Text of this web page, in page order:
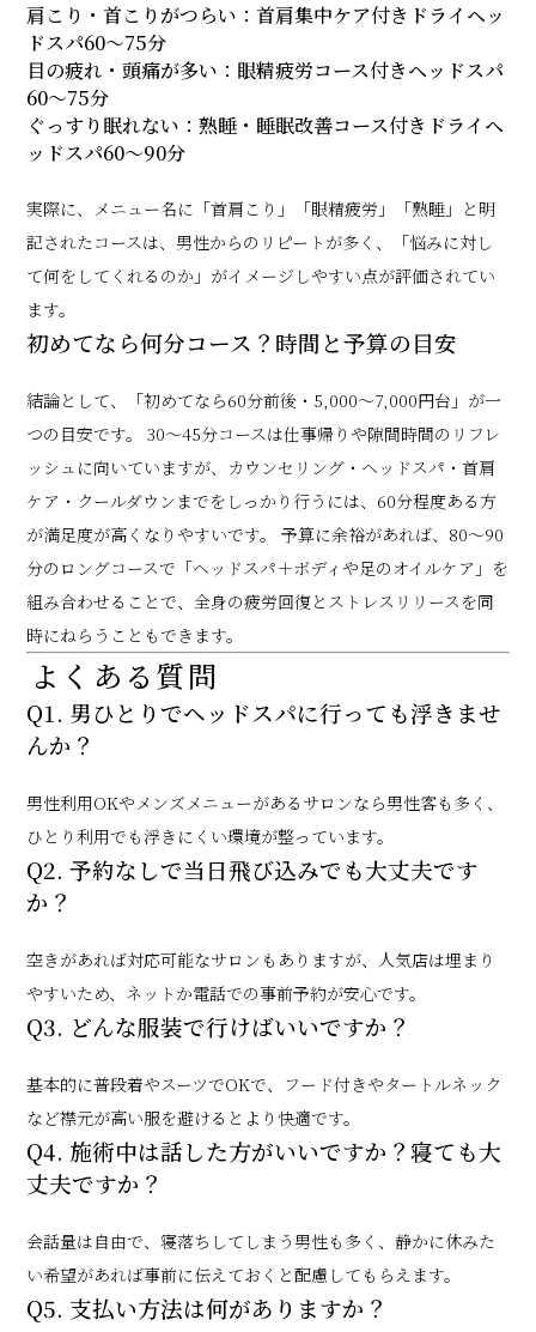
肩こり・首こりがつらい：首肩集中ケア付きドライヘッ
ドスパ60〜75分
目の疲れ・頭痛が多い：眼精疲労コース付きヘッドスパ
60〜75分
ぐっすり眠れない：熟睡・睡眠改善コース付きドライヘ
ッドスパ60〜90分
実際に、メニュー名に「首肩こり」「眼精疲労」「熟睡」と明
記されたコースは、男性からのリピートが多く、「悩みに対し
て何をしてくれるのか」がイメージしやすい点が評価されてい
ます。
初めてなら何分コース？時間と予算の目安
結論として、「初めてなら60分前後・5,000〜7,000円台」が一
つの目安です。 30〜45分コースは仕事帰りや隙間時間のリフレ
ッシュに向いていますが、カウンセリング・ヘッドスパ・首肩
ケア・クールダウンまでをしっかり行うには、60分程度ある方
が満足度が高くなりやすいです。 予算に余裕があれば、80〜90
分のロングコースで「ヘッドスパ＋ボディや足のオイルケア」を
組み合わせることで、全身の疲労回復とストレスリリースを同
時にねらうこともできます。
よくある質問
Q1. 男ひとりでヘッドスパに行っても浮きませ
んか？
男性利用OKやメンズメニューがあるサロンなら男性客も多く、
ひとり利用でも浮きにくい環境が整っています。
Q2. 予約なしで当日飛び込みでも大丈夫です
か？
空きがあれば対応可能なサロンもありますが、人気店は埋まり
やすいため、ネットか電話での事前予約が安心です。
Q3. どんな服装で行けばいいですか？
基本的に普段着やスーツでOKで、フード付きやタートルネック
など襟元が高い服を避けるとより快適です。
Q4. 施術中は話した方がいいですか？寝ても大
丈夫ですか？
会話量は自由で、寝落ちしてしまう男性も多く、静かに休みた
い希望があれば事前に伝えておくと配慮してもらえます。
Q5. 支払い方法は何がありますか？